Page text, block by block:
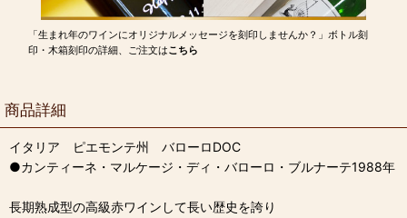
「生まれ年のワインにオリジナルメッセージを刻印しませんか？」ボトル刻
印・木箱刻印の詳細、ご注文はこちら
商品詳細
イタリア ピエモンテ州 バローロDOC
●カンティーネ・マルケージ・ディ・バローロ・ブルナーテ1988年
長期熟成型の高級赤ワインして長い歴史を誇り